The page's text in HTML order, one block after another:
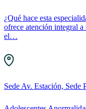
¿Qué hace esta
ofrece atención integral a
el…
Sede Av. Estación, Sede